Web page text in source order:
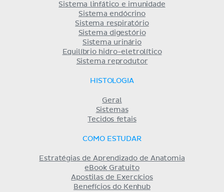
Sistema linfático e imunidade
Sistema endócrino
Sistema respiratório
Sistema digestório
Sistema urinário
Equilíbrio hidro-eletrolítico
Sistema reprodutor
HISTOLOGIA
Geral
Sistemas
Tecidos fetais
COMO ESTUDAR
Estratégias de Aprendizado de Anatomia
eBook Gratuito
Apostilas de Exercícios
Benefícios do Kenhub